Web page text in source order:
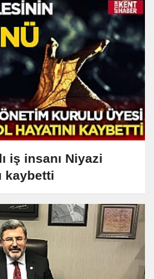
iş insanı Niyazi
kaybetti